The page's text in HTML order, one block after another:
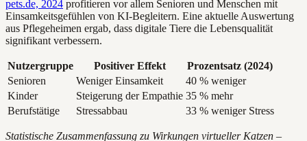
pets.de, 2024 profitieren vor allem Senioren und Menschen mit
Einsamkeitsgefühlen von KI-Begleitern. Eine aktuelle Auswertung
aus Pflegeheimen ergab, dass digitale Tiere die Lebensqualität
signifikant verbessern.
Nutzergruppe Positiver Effekt
Prozentsatz (2024)
Senioren
Weniger Einsamkeit
40 % weniger
Kinder
Steigerung der Empathie 35 % mehr
Berufstätige
Stressabbau 33 % weniger Stress
Statistische Zusammenfassung zu Wirkungen virtueller Katzen –